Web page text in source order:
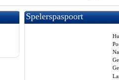
Spelerspaspoort